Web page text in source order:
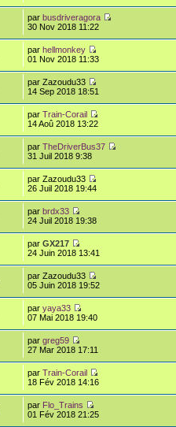
parbusdriveragora
30 Nov 2018 11:22
parhellmonkey
01 Nov 2018 11:33
par Zazoudu33
14 Sep 2018 18:51
parTrain-Corail
14 Aoû 2018 13:22
parTheDriverBus37
31 Juil 2018 9:38
par Zazoudu33
26 Juil 2018 19:44
parbrdx33
24 Juil 2018 19:38
parGX217
24 Juin 2018 13:41
par Zazoudu33
05 Juin 2018 19:52
paryaya33
07 Mai 2018 19:40
pargreg59
27 Mar 2018 17:11
parTrain-Corail
18 Fév 2018 14:16
par Flo_Trains
01 Fév 2018 21:25